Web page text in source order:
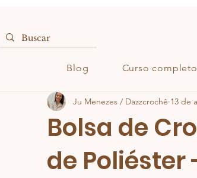
Blog Curso completo
Bolsa de
de Poliéster
Ju Menezes / Dazzcrochê 13 de